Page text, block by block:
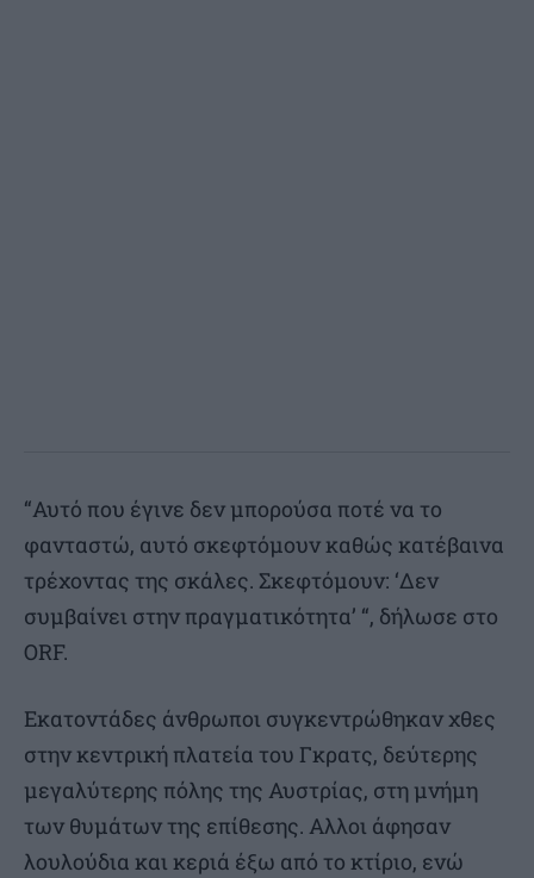
“Αυτό που έγινε δεν μπορούσα ποτέ να το
φανταστώ, αυτό σκεφτόμουν καθώς κατέβαινα
τρέχοντας της σκάλες. Σκεφτόμουν: ‘Δεν
συμβαίνει στην πραγματικότητα’ “, δήλωσε στο
ORF.
Εκατοντάδες άνθρωποι συγκεντρώθηκαν χθες
στην κεντρική πλατεία του Γκρατς, δεύτερης
μεγαλύτερης πόλης της Αυστρίας, στη μνήμη
των θυμάτων της επίθεσης. Αλλοι άφησαν
λουλούδια και κεριά έξω από το κτίριο, ενώ